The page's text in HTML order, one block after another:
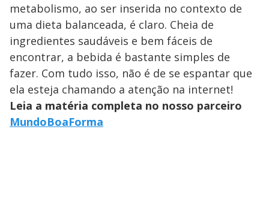
metabolismo, ao ser inserida no contexto de
uma dieta balanceada, é claro. Cheia de
ingredientes saudáveis e bem fáceis de
encontrar, a bebida é bastante simples de
fazer. Com tudo isso, não é de se espantar que
ela esteja chamando a atenção na internet!
Leia a matéria completa no nosso parceiro
MundoBoaForma